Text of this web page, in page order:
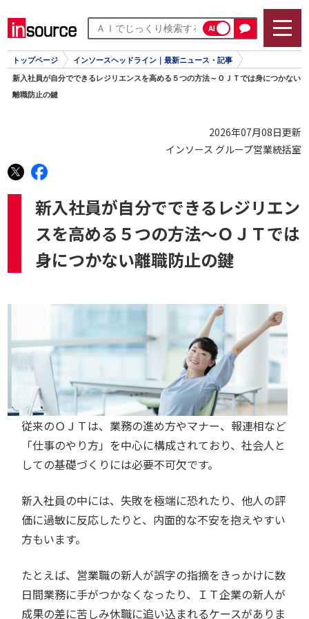
AI
トップページ インソースヘッドライン｜最新ニュース・記事
新入社員が自分でできるレジリエンスを高める５つの方法～ＯＪＴでは身につかない
離職防止の鍵
2026年07月08日更新
インソース グループ営業統括室
新入社員が自分でできるレジリエン
スを高める５つの方法～ＯＪＴでは
身につかない離職防止の鍵
従来のＯＪＴは、業務の進め方やマナー、報連相など
「仕事のやり方」を中心に構成されており、社会人と
しての基礎づくりには必要不可欠です。
新入社員の中には、失敗を極端に恐れたり、他人の評
価に過敏に反応したりと、内面的な不安を抱えやすい
方もいます。
たとえば、営業職の新人が誤字の指摘をきっかけに数
日間業務に手がつかなくなったり、ＩＴ企業の新人が
成果の差に苦しみ休職に追い込まれるケースがありま